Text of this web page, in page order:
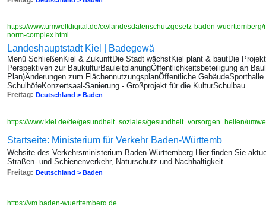
https://www.umweltdigital.de/ce/landesdatenschutzgesetz-baden-
norm-complex.html
Landeshauptstadt Kiel | Badegewä
Menü Schließen­Kiel & Zukunft­Die Stadt wächstKiel plant & bautDie
Perspektiven zur BaukulturBauleitplanungÖffentlichkeitsbeteiligung an
Plan)Änderungen zum FlächennutzungsplanÖffentliche
SchulhöfeKonzertsaal-Sanierung - Großprojekt für die KulturSchulbau
Freitag: Deutschland > Baden
https://www.kiel.de/de/gesundheit_soziales/gesundheit_vorsorgen_heilen/
Startseite: Ministerium für Verkehr Baden-Württemb
Website des Verkehrsministerium Baden-Württemberg Hier finden Sie
Straßen- und Schienenverkehr, Naturschutz und Nachhaltigkeit
Freitag: Deutschland > Baden
https://vm.baden-wuerttemberg.de